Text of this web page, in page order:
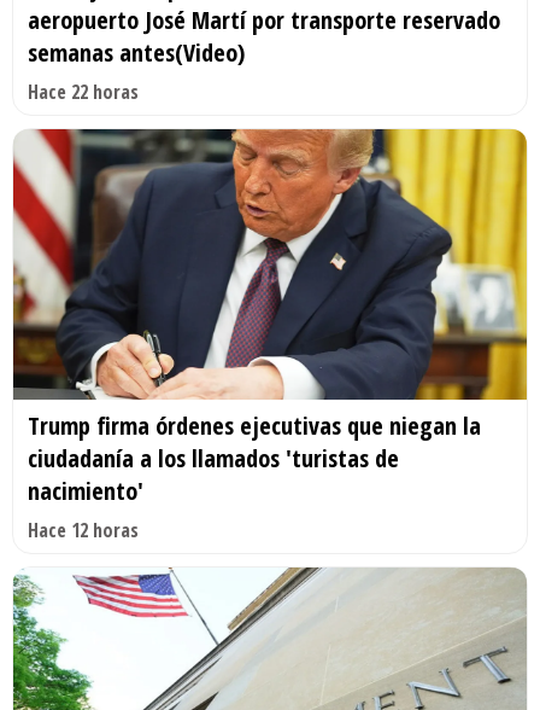
aeropuerto José Martí por transporte reservado
semanas antes(Video)
Hace 22 horas
Trump firma órdenes ejecutivas que niegan la
ciudadanía a los llamados 'turistas de
nacimiento'
Hace 12 horas